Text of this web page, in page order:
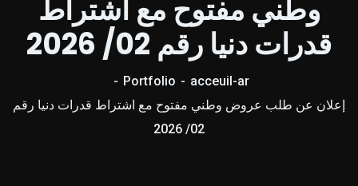
وطني مفتوح مع اشتراط
قدرات دنيا رقم 02/ 2026
acceuil-ar
Portfolio
إعلان عن طلب عروض وطني مفتوح مع اشتراط قدرات دنيا رقم
02/ 2026